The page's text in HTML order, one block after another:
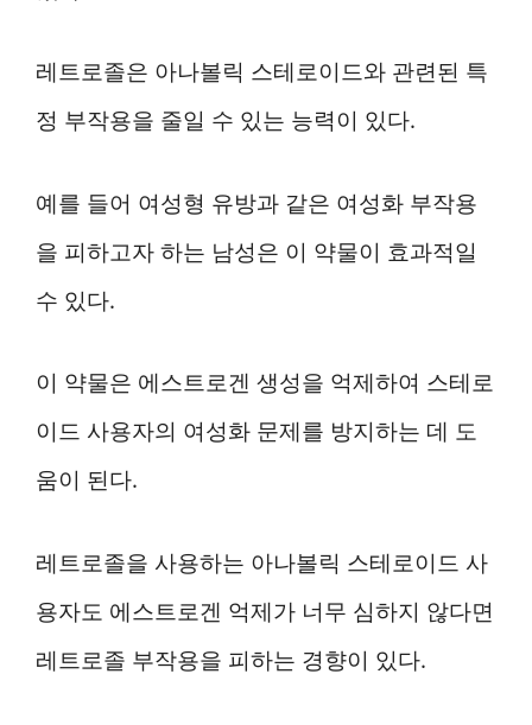
레트로졸은 아나볼릭 스테로이드와 관련된 특
정 부작용을 줄일 수 있는 능력이 있다.
예를 들어 여성형 유방과 같은 여성화 부작용
을 피하고자 하는 남성은 이 약물이 효과적일
수 있다.
이 약물은 에스트로겐 생성을 억제하여 스테로
이드 사용자의 여성화 문제를 방지하는 데 도
움이 된다.
레트로졸을 사용하는 아나볼릭 스테로이드 사
용자도 에스트로겐 억제가 너무 심하지 않다면
레트로졸 부작용을 피하는 경향이 있다.